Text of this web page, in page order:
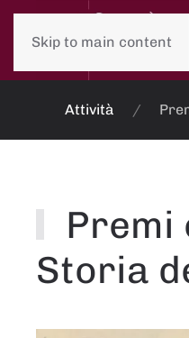
Skip to main content
Attività
Premi
Storia